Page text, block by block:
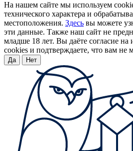
На нашем сайте мы используем
технического характера и
местоположения. Здесь вы можете
эти данные. Также наш сайт не
младше 18 лет. Вы даёте согласие на
cookies и подтверждаете, что вам не
Да Нет